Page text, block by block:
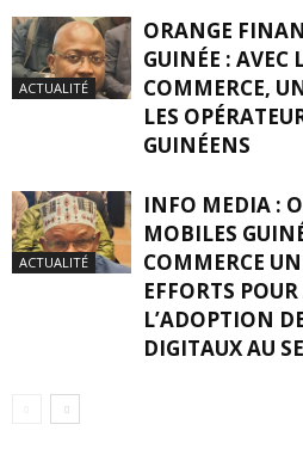
ACTUALITÉ
ORANGE
GUINÉE : AVEC
COMMERCE,
LES
GUINÉENS
ACTUALITÉ
INFO MEDIA :
MOBILES
COMMERCE
EFFORTS
L’ADOPTION
DIGITAUX AU